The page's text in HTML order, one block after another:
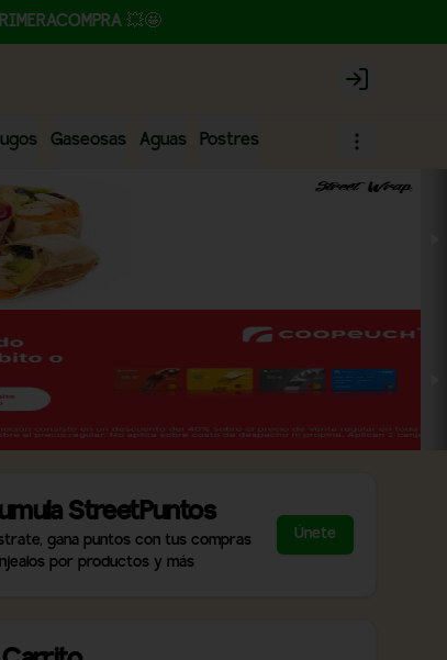
💥🤩
Login
Gaseosas Aguas Postres
StreetPuntos
gana puntos con tus compras
por productos y más
Únete